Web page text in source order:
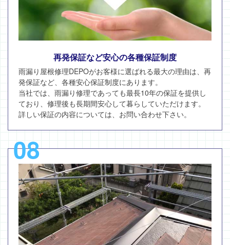
再発保証など安心の各種保証制度
雨漏り屋根修理DEPOがお客様に選ばれる最大の理由は、再
発保証など、各種安心保証制度にあります。
当社では、雨漏り修理であっても最長10年の保証を提供し
ており、修理後も長期間安心して暮らしていただけます。
詳しい保証の内容については、お問い合わせ下さい。
08